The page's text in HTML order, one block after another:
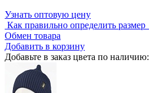
Узнать оптовую цену
Как правильно определить размер
Обмен товара
Добавить в корзину
Добавьте в заказ цвета по наличию: